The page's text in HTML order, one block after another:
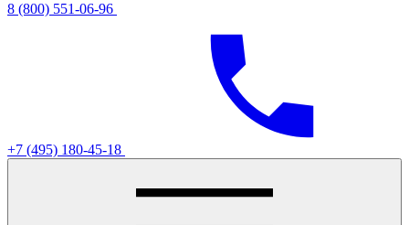
8 (800) 551-06-96
+7 (495) 180-45-18